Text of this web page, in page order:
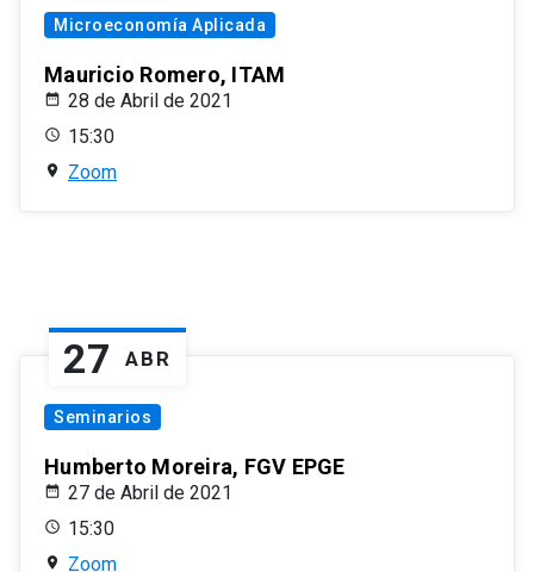
Microeconomía Aplicada
Mauricio Romero, ITAM
28 de Abril de 2021
15:30
Zoom
27 ABR
Seminarios
Humberto Moreira, FGV EPGE
27 de Abril de 2021
15:30
Zoom